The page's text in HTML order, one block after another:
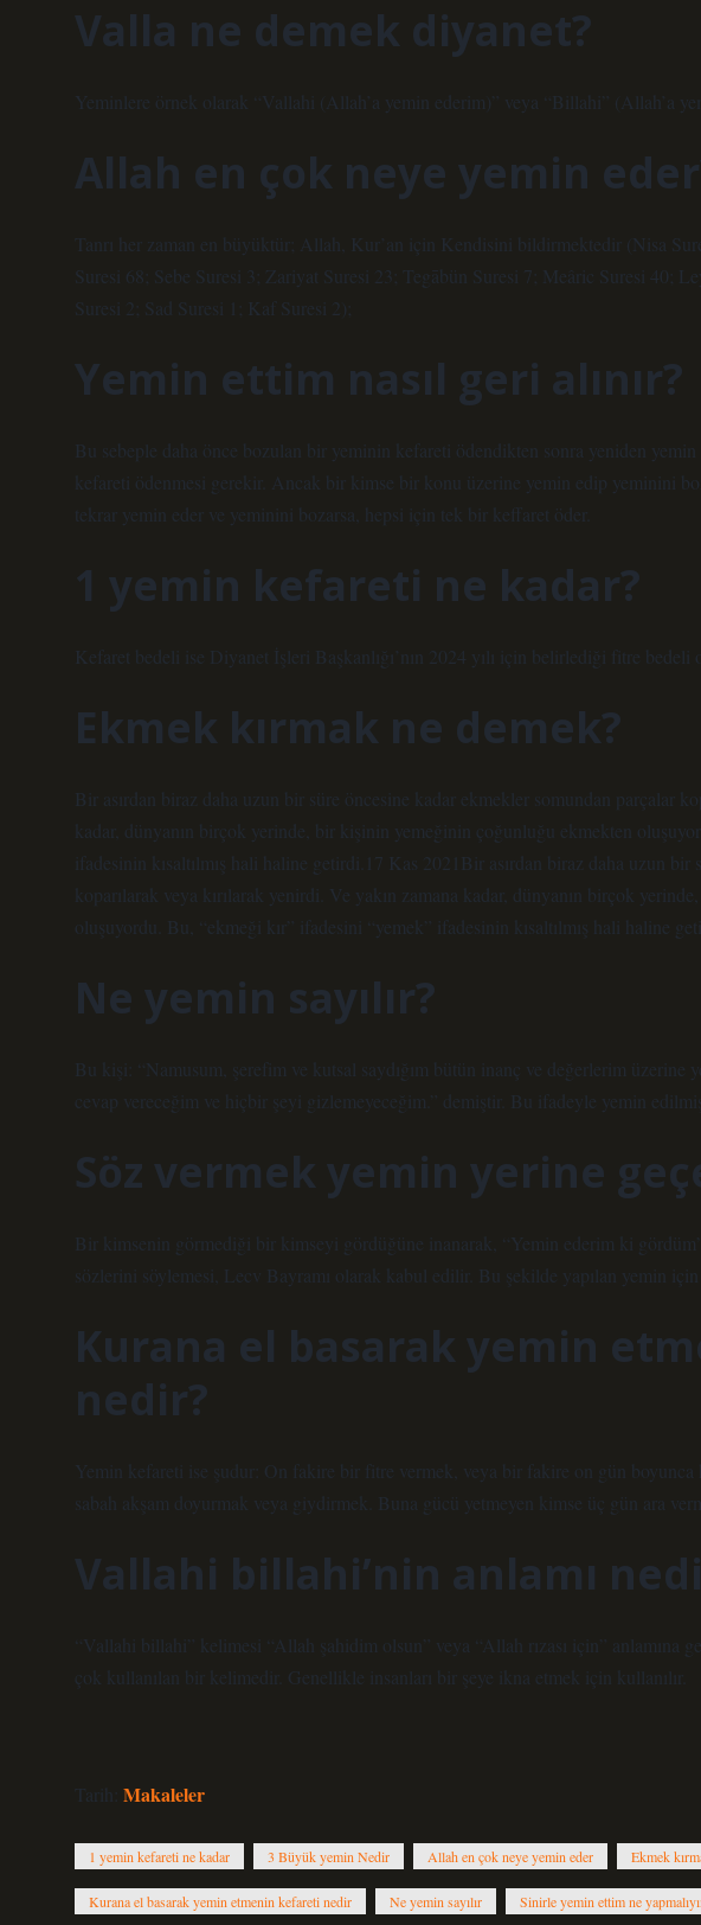
Valla ne demek diyanet?
Yeminlere örnek olarak “Vallahi (Allah’a yemin ederim)” veya “Billahi” (Allah’a
Allah en çok neye yemin
Tanrı her zaman en büyüktür; Allah, Kur’an için Kendisini bildirmektedir (Nisa
Suresi 68; Sebe Suresi 3; Zariyat Suresi 23; Tegābün Suresi 7; Meâric Suresi 40;
Suresi 2; Sad Suresi 1; Kaf Suresi 2);
Yemin ettim nasıl geri alınır?
Bu sebeple daha önce bozulan bir yeminin kefareti ödendikten sonra yeniden
kefareti ödenmesi gerekir. Ancak bir kimse bir konu üzerine yemin edip yeminini
tekrar yemin eder ve yeminini bozarsa, hepsi için tek bir keffaret öder.
1 yemin kefareti ne kadar?
Kefaret bedeli ise Diyanet İşleri Başkanlığı’nın 2024 yılı için belirlediği fitre bedeli
Ekmek kırmak ne demek?
Bir asırdan biraz daha uzun bir süre öncesine kadar ekmekler somundan parçalar
kadar, dünyanın birçok yerinde, bir kişinin yemeğinin çoğunluğu ekmekten
ifadesinin kısaltılmış hali haline getirdi.17 Kas 2021Bir asırdan biraz daha uzun bir
koparılarak veya kırılarak yenirdi. Ve yakın zamana kadar, dünyanın birçok
oluşuyordu. Bu, “ekmeği kır” ifadesini “yemek” ifadesinin kısaltılmış hali haline
Ne yemin sayılır?
Bu kişi: “Namusum, şerefim ve kutsal saydığım bütün inanç ve değerlerim üzerine
cevap vereceğim ve hiçbir şeyi gizlemeyeceğim.” demiştir. Bu ifadeyle yemin edilmiş
Söz vermek yemin yerine
Bir kimsenin görmediği bir kimseyi gördüğüne inanarak, “Yemin ederim ki
sözlerini söylemesi, Lecv Bayramı olarak kabul edilir. Bu şekilde yapılan yemin için
Kurana el basarak yemin
nedir?
Yemin kefareti ise şudur: On fakire bir fitre vermek, veya bir fakire on gün boyunca
sabah akşam doyurmak veya giydirmek. Buna gücü yetmeyen kimse üç gün ara
Vallahi billahi’nin anlamı
“Vallahi billahi” kelimesi “Allah şahidim olsun” veya “Allah rızası için” anlamına
çok kullanılan bir kelimedir. Genellikle insanları bir şeye ikna etmek için kullanılır.
Tarih: Makaleler
1 yemin kefareti ne kadar 3 Büyük yemin Nedir Allah en çok neye yemin eder Ekmek
Kurana el basarak yemin etmenin kefareti nedir Ne yemin sayılır Sinirle yemin ettim ne